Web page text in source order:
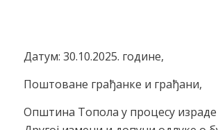
Датум: 30.10.2025. године,
Поштоване грађанке и грађани,
Општина Топола у процесу